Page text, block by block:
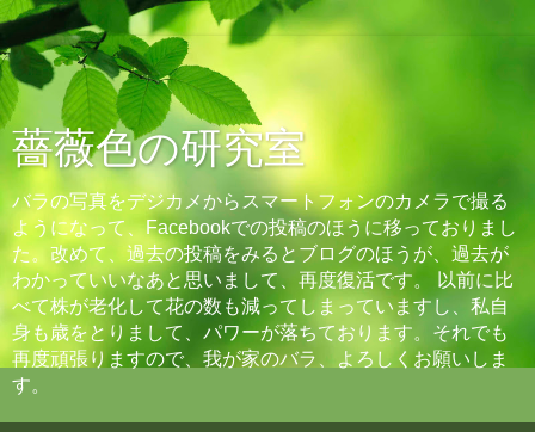
薔薇色の研究室
バラの写真をデジカメからスマートフォンのカメラで撮る
ようになって、Facebookでの投稿のほうに移っておりまし
た。改めて、過去の投稿をみるとブログのほうが、過去が
わかっていいなあと思いまして、再度復活です。 以前に比
べて株が老化して花の数も減ってしまっていますし、私自
身も歳をとりまして、パワーが落ちております。それでも
再度頑張りますので、我が家のバラ、よろしくお願いしま
す。